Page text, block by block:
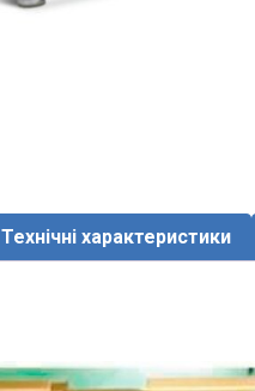
Технічні характеристики